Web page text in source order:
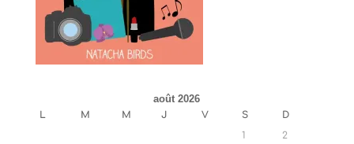
août 2026
L M M J V S
D
1
2